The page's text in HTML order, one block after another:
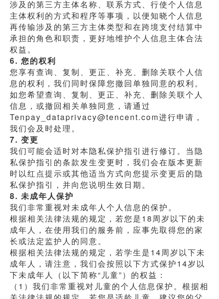
涉及的第三方主体名称、联系方式、行使个人信息
主体权利的方式和程序等事项，以便知晓个人信息
再传输涉及的第三方主体类型和在跨境支付结算中
承担的角色和职责，更好地维护个人信息主体合法
权益。
6. 您的权利
您享有查询、复制、更正、补充、删除关联个人信
息的权利，我们同时保障您撤回单独同意的权利。
如您希望查询、复制、更正、补充、删除关联个人
信息，或撤回相关单独同意，请通过
Tenpay_dataprivacy@tencent.com进行申请，
我们会及时处理。
7. 变更
我们可能会适时对本隐私保护指引进行修订。当隐
私保护指引的条款发生变更时，我们会在版本更新
时以红点提示或其他适当方式向您提示变更后的隐
私保护指引，并向您说明生效日期。
8. 未成年人保护
我们非常重视对未成年人个人信息的保护。
根据相关法律法规的规定，若您是18周岁以下的未
成年人，在使用我们的服务前，应事先取得您的家
长或法定监护人的同意。
根据相关法律法规的规定，若学生是14周岁以下未
成年人，请注意，我们会按照以下方式保护14岁以
下未成年人（以下简称“儿童”）的权益：
（1）我们非常重视对儿童的个人信息保护。根据相